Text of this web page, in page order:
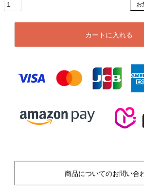
お
カートに入れる
商品についてのお問い合